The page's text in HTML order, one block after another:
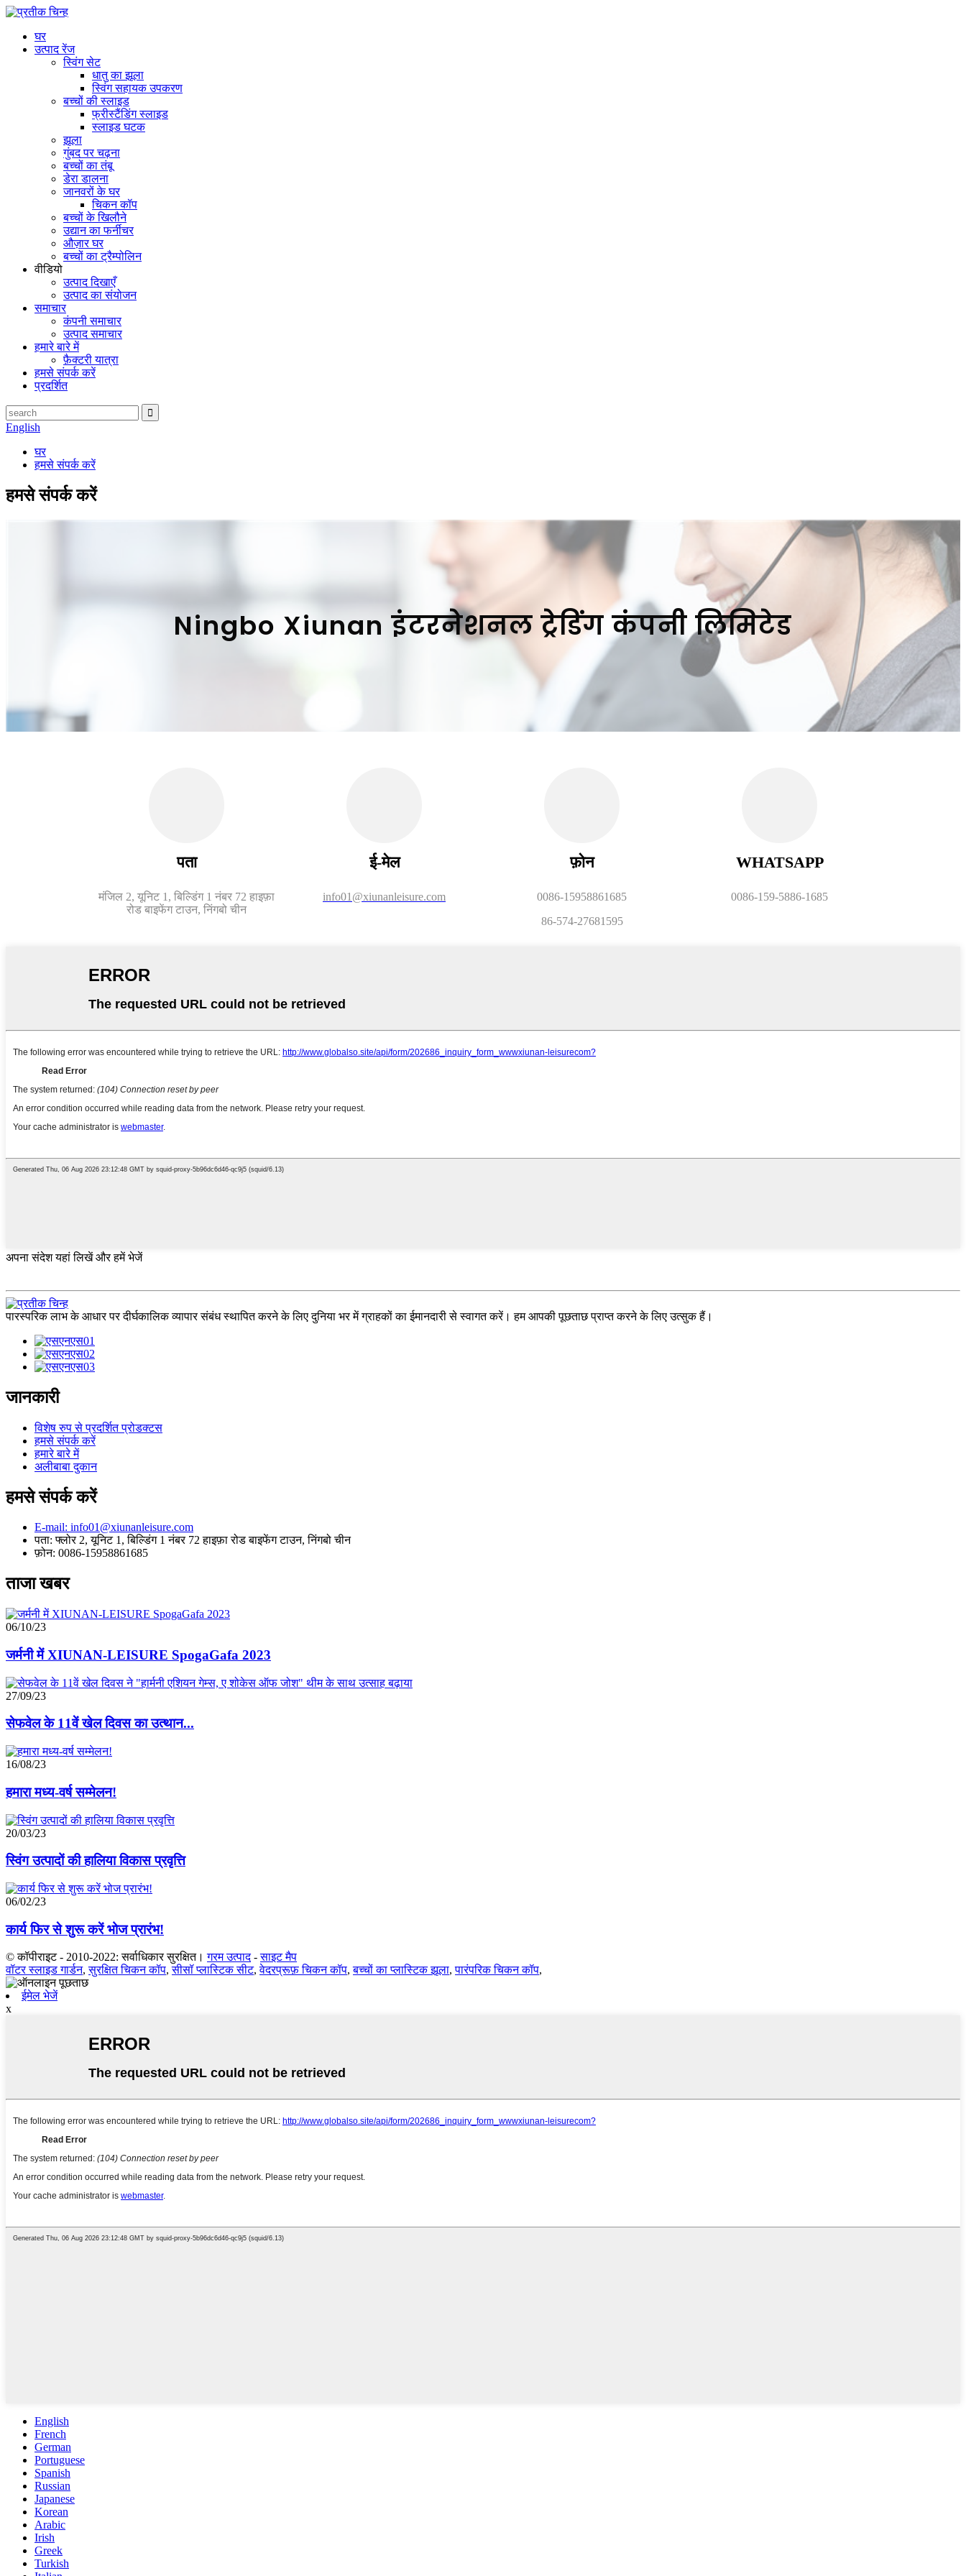
घर
उत्पाद रेंज
स्विंग सेट
धातु का झूला
स्विंग सहायक उपकरण
बच्चों की स्लाइड
फ्रीस्टैंडिंग स्लाइड
स्लाइड घटक
झूला
गुंबद पर चढ़ना
बच्चों का तंबू
डेरा डालना
जानवरों के घर
चिकन कॉप
बच्चों के खिलौने
उद्यान का फर्नीचर
औज़ार घर
बच्चों का ट्रैम्पोलिन
वीडियो
उत्पाद दिखाएँ
उत्पाद का संयोजन
समाचार
कंपनी समाचार
उत्पाद समाचार
हमारे बारे में
फ़ैक्टरी यात्रा
हमसे संपर्क करें
प्रदर्शित
English
घर
हमसे संपर्क करें
हमसे संपर्क करें
Ningbo Xiunan इंटरनेशनल ट्रेडिंग कंपनी लिमिटेड
पता
मंजिल 2, यूनिट 1, बिल्डिंग 1 नंबर 72 हाइफ़ा
रोड बाइफेंग टाउन, निंगबो चीन
ई-मेल
info01@xiunanleisure.com
फ़ोन
0086-15958861685
86-574-27681595
WHATSAPP
0086-159-5886-1685
अपना संदेश यहां लिखें और हमें भेजें
पारस्परिक लाभ के आधार पर दीर्घकालिक व्यापार संबंध स्थापित करने के लिए दुनिया भर में ग्राहकों का ईमानदारी से स्वागत करें। हम आपकी पूछताछ प्राप्त करने के लिए उत्सुक हैं।
जानकारी
विशेष रुप से प्रदर्शित प्रोडक्टस
हमसे संपर्क करें
हमारे बारे में
अलीबाबा दुकान
हमसे संपर्क करें
E-mail: info01@xiunanleisure.com
पता: फ्लोर 2, यूनिट 1, बिल्डिंग 1 नंबर 72 हाइफ़ा रोड बाइफेंग टाउन, निंगबो चीन
फ़ोन: 0086-15958861685
ताजा खबर
06/10/23
जर्मनी में XIUNAN-LEISURE SpogaGafa 2023
27/09/23
सेफवेल के 11वें खेल दिवस का उत्थान...
16/08/23
हमारा मध्य-वर्ष सम्मेलन!
20/03/23
स्विंग उत्पादों की हालिया विकास प्रवृत्ति
06/02/23
कार्य फिर से शुरू करें भोज प्रारंभ!
© कॉपीराइट - 2010-2022: सर्वाधिकार सुरक्षित। गरम उत्पाद-साइट मैप
वॉटर स्लाइड गार्डन,सुरक्षित चिकन कॉप,सीसॉ प्लास्टिक सीट,वेदरप्रूफ़ चिकन कॉप,बच्चों का प्लास्टिक झूला,पारंपरिक चिकन कॉप,
ईमेल भेजें
x
English
French
German
Portuguese
Spanish
Russian
Japanese
Korean
Arabic
Irish
Greek
Turkish